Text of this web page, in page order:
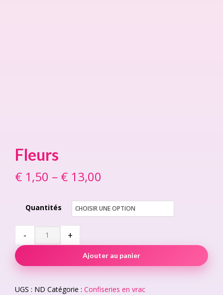
Fleurs
€ 1,50 – € 13,00
€ 1,50
€ 13,00
Quantités
quantity
- +
Ajouter au panier
UGS : ND Catégorie : Confiseries en vrac